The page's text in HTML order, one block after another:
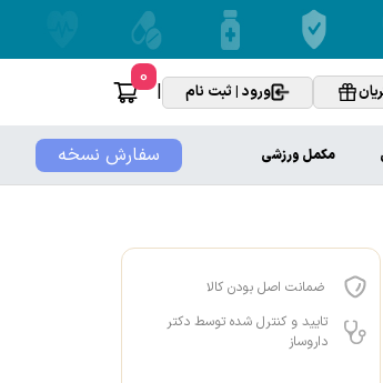
ورود | ثبت نام |
0
سفارش نسخه مکمل ورزشی
ضمانت اصل بودن کالا
تایید و کنترل شده توسط دکتر
داروساز